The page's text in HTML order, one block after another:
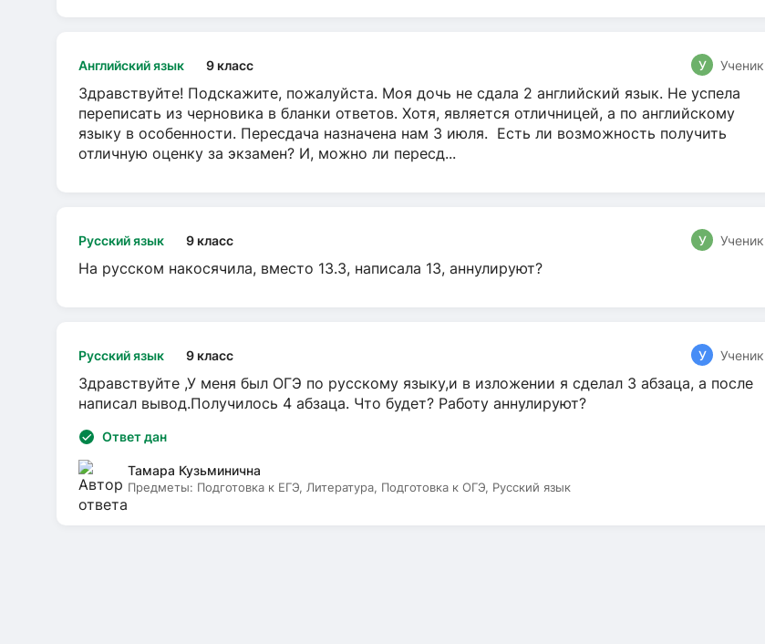
Английский язык 9 класс У Ученик
Здравствуйте! Подскажите, пожалуйста. Моя дочь не сдала 2 английский язык. Не успела
переписать из черновика в бланки ответов. Хотя, является отличницей, а по английскому
языку в особенности. Пересдача назначена нам 3 июля. Есть ли возможность получить
отличную оценку за экзамен? И, можно ли пересд...
Русский язык 9 класс У Ученик
На русском накосячила, вместо 13.3, написала 13, аннулируют?
Русский язык 9 класс У Ученик
Здравствуйте ,У меня был ОГЭ по русскому языку,и в изложении я сделал 3 абзаца, а после
написал вывод.Получилось 4 абзаца. Что будет? Работу аннулируют?
Ответ дан
Тамара Кузьминична
Предметы: Подготовка к ЕГЭ, Литература, Подготовка к ОГЭ, Русский язык